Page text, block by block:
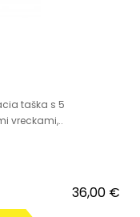
taška s 5
vreckami,..
36,00 €